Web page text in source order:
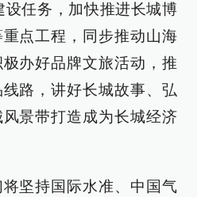
设任务，加快推进长城博
点工程，同步推动山海
办好品牌文旅活动，推
路，讲好长城故事、弘
景带打造成为长城经济
坚持国际水准、中国气